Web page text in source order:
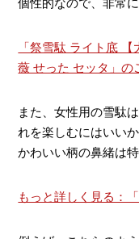
個性的なので、非常
「祭雪駄 ライト底
薇 せった セッタ」の
また、女性用の雪駄
れを楽しむにはいいか
かわいい柄の鼻緒は特
もっと詳しく見る：